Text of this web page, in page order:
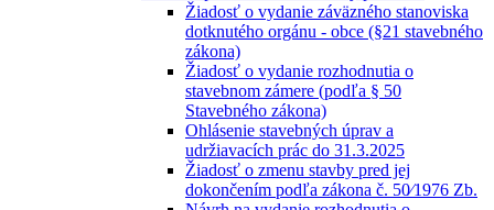
Žiadosť o vydanie záväzného stanoviska
dotknutého orgánu - obce (§21 stavebného
zákona)
Žiadosť o vydanie rozhodnutia o
stavebnom zámere (podľa § 50
Stavebného zákona)
Ohlásenie stavebných úprav a
udržiavacích prác do 31.3.2025
Žiadosť o zmenu stavby pred jej
dokončením podľa zákona č. 50⁄1976 Zb.